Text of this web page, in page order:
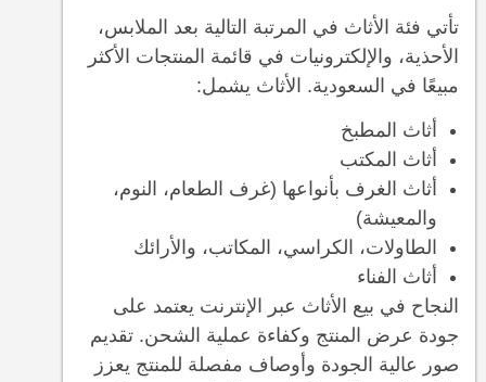
تأتي فئة الأثاث في المرتبة التالية بعد الملابس،
الأحذية، والإلكترونيات في قائمة المنتجات الأكثر
مبيعًا في السعودية. الأثاث يشمل:
أثاث المطبخ
أثاث المكتب
أثاث الغرف بأنواعها (غرف الطعام، النوم،
والمعيشة)
الطاولات، الكراسي، المكاتب، والأرائك
أثاث الفناء
النجاح في بيع الأثاث عبر الإنترنت يعتمد على
جودة عرض المنتج وكفاءة عملية الشحن. تقديم
صور عالية الجودة وأوصاف مفصلة للمنتج يعزز